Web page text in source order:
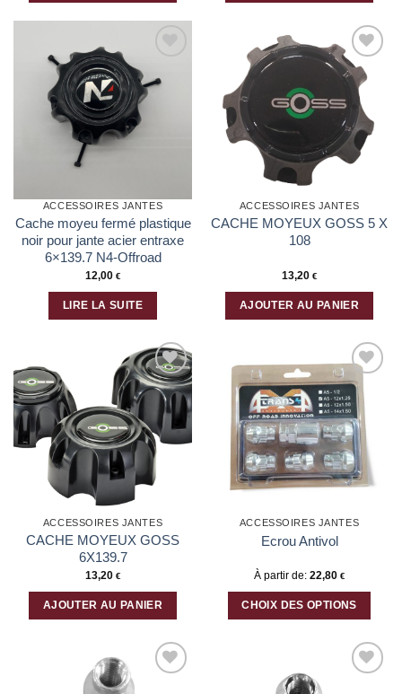
à la liste
ACCESSOIRES JANTES
Cache moyeu fermé plastique
noir pour jante acier entraxe
6×139.7 N4-Offroad
12,00 €
LIRE LA SUITE
Ajouter
à la liste
d’envies
ACCESSOIRES JANTES
CACHE MOYEUX GOSS 5 X
108
13,20 €
AJOUTER AU PANIER
Ajouter
à la liste
d’envies
ACCESSOIRES JANTES
CACHE MOYEUX GOSS
6X139.7
13,20 €
AJOUTER AU PANIER
Ajouter
à la liste
d’envies
ACCESSOIRES JANTES
Ecrou Antivol
À partir de: 22,80 €
CHOIX DES OPTIONS